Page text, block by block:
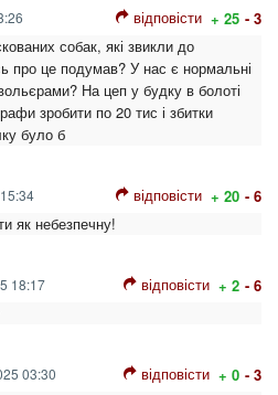
відповісти + 25 - 3
собак, які звикли до
про це подумав? У нас є нормальні
На цеп у будку в болоті
зробити по 20 тис і збитки
було б
відповісти + 20 - 6
як небезпечну!
18:17 відповісти + 2 - 6
03:30 відповісти + 0 - 3